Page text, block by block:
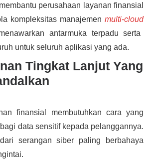
perusahaan layanan finansial
kompleksitas manajemen multi-cloud
antarmuka terpadu serta
untuk seluruh aplikasi yang ada.
Tingkat Lanjut Yang
finansial membutuhkan cara yang
data sensitif kepada pelanggannya.
serangan siber paling berbahaya